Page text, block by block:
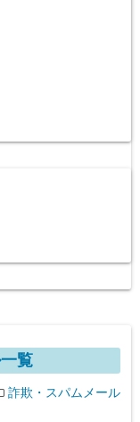
覧
詐欺・スパムメール